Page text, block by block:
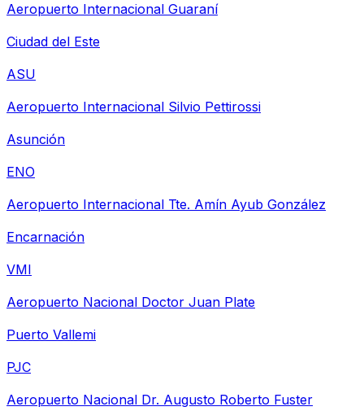
Aeropuerto Internacional Guaraní
Ciudad del Este
ASU
Aeropuerto Internacional Silvio Pettirossi
Asunción
ENO
Aeropuerto Internacional Tte. Amín Ayub González
Encarnación
VMI
Aeropuerto Nacional Doctor Juan Plate
Puerto Vallemi
PJC
Aeropuerto Nacional Dr. Augusto Roberto Fuster